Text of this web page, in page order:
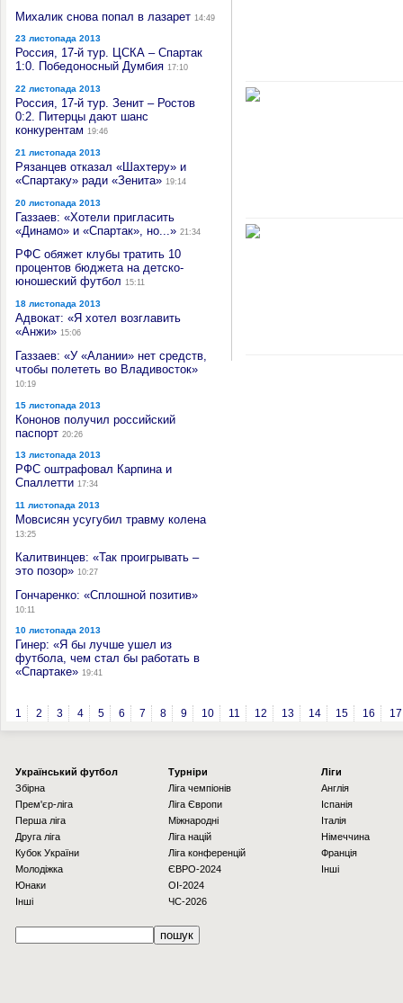
Михалик снова попал в лазарет 14:49
23 листопада 2013
Россия, 17-й тур. ЦСКА – Спартак
1:0. Победоносный Думбия 17:10
22 листопада 2013
Россия, 17-й тур. Зенит – Ростов
0:2. Питерцы дают шанс
конкурентам 19:46
21 листопада 2013
Рязанцев отказал «Шахтеру» и
«Спартаку» ради «Зенита» 19:14
20 листопада 2013
Газзаев: «Хотели пригласить
«Динамо» и «Спартак», но...» 21:34
РФС обяжет клубы тратить 10
процентов бюджета на детско-
юношеский футбол 15:11
18 листопада 2013
Адвокат: «Я хотел возглавить
«Анжи» 15:06
Газзаев: «У «Алании» нет средств,
чтобы полететь во Владивосток»
10:19
15 листопада 2013
Кононов получил российский
паспорт 20:26
13 листопада 2013
РФС оштрафовал Карпина и
Спаллетти 17:34
11 листопада 2013
Мовсисян усугубил травму колена
13:25
Калитвинцев: «Так проигрывать –
это позор» 10:27
Гончаренко: «Сплошной позитив»
10:11
10 листопада 2013
Гинер: «Я бы лучше ушел из
футбола, чем стал бы работать в
«Спартаке» 19:41
1 2 3 4 5 6 7 8 9 10 11 12 13 14 15 16 17
Українcький футбол
Збірна
Прем'єр-ліга
Перша ліга
Друга ліга
Кубок України
Молодіжка
Юнаки
Інші
Турніри
Ліга чемпіонів
Ліга Європи
Міжнародні
Ліга націй
Ліга конференцій
ЄВРО-2024
OI-2024
ЧС-2026
Ліги
Англія
Іспанія
Італія
Німеччина
Франція
Інші